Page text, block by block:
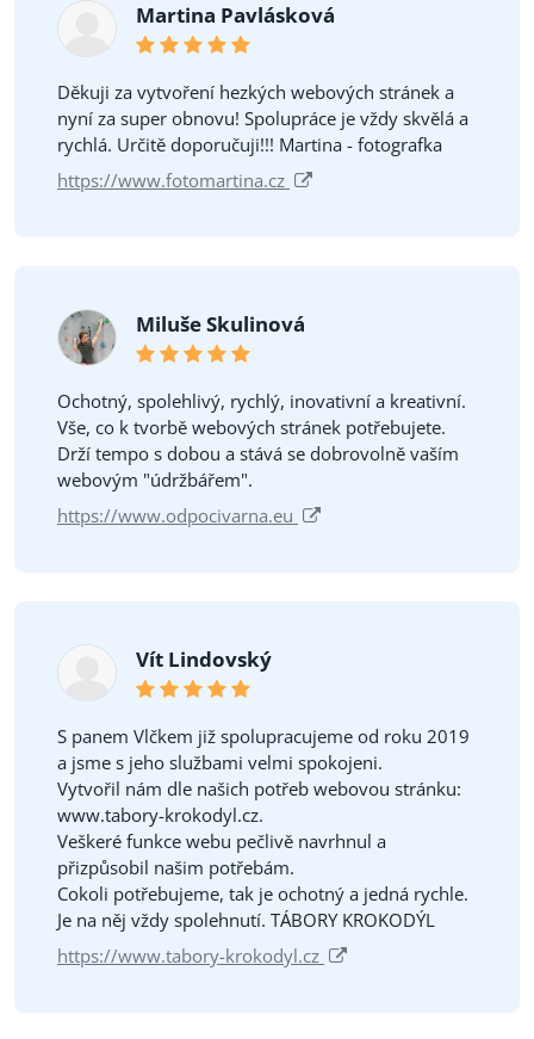
Martina Pavlásková
Děkuji za vytvoření hezkých webových stránek a
nyní za super obnovu! Spolupráce je vždy skvělá a
rychlá. Určitě doporučuji!!! Martina - fotografka
https://www.fotomartina.cz
Miluše Skulinová
Ochotný, spolehlivý, rychlý, inovativní a kreativní.
Vše, co k tvorbě webových stránek potřebujete.
Drží tempo s dobou a stává se dobrovolně vaším
webovým "údržbářem".
https://www.odpocivarna.eu
Vít Lindovský
S panem Vlčkem již spolupracujeme od roku 2019
a jsme s jeho službami velmi spokojeni.
Vytvořil nám dle našich potřeb webovou stránku:
www.tabory-krokodyl.cz.
Veškeré funkce webu pečlivě navrhnul a
přizpůsobil našim potřebám.
Cokoli potřebujeme, tak je ochotný a jedná rychle.
Je na něj vždy spolehnutí. TÁBORY KROKODÝL
https://www.tabory-krokodyl.cz